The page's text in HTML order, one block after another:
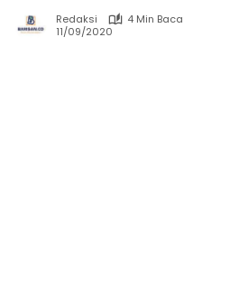
Redaksi
4 Min Baca
11/09/2020